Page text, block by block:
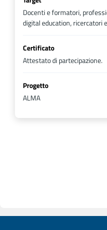
Docenti e formatori,
digital education, ricercatori
Certificato
Attestato di partecipazione.
Progetto
ALMA